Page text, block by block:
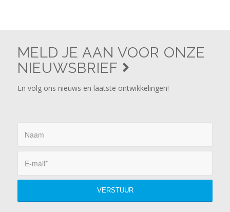
MELD JE AAN VOOR ONZE
NIEUWSBRIEF
En volg ons nieuws en laatste ontwikkelingen!